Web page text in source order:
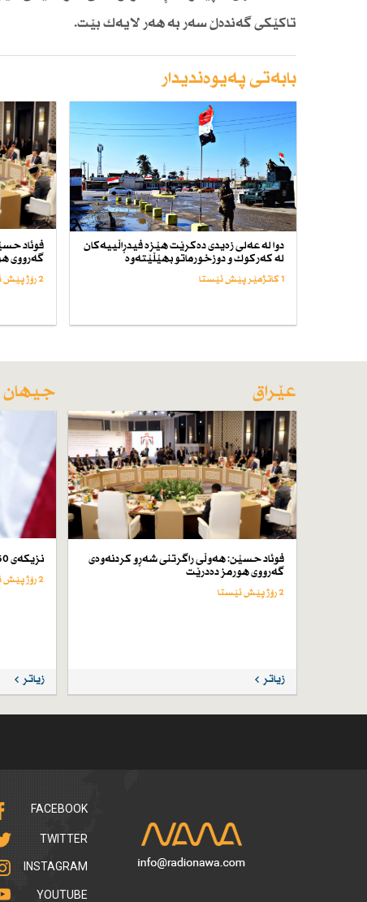
تاكێكی گەندەڵ سەر بە هەر لایەك بێت.
بابەتی پەیوەندیدار
دوا لە عەلی زەیدی دەكرێت هێزە فیدڕاڵییەكان
لە كەركوك و دوزخورماتو بهێڵێتەوە
1 کاتژمێر پێش ئێستا
فوئاد
گەرووی
2 رۆژ پێش ئێستا
عێراق
فوئاد حسێن: هەوڵی راگرتنی شەڕو كردنەوەی
گەرووی هورمز دەدرێت
2 رۆژ پێش ئێستا
زیاتر
جیهان
نزیكەی 50 كەس لە ئێران لە سێدارە دراون
2 رۆژ پێش ئێستا
زیاتر
FACEBOOK
TWITTER
INSTAGRAM
YOUTUBE